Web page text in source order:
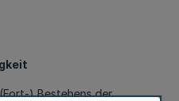
) Bestehens der